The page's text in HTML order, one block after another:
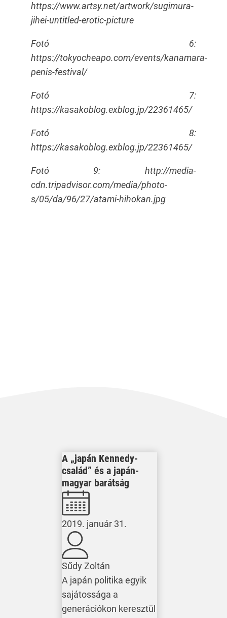
https://www.artsy.net/artwork/sugimura-
jihei-untitled-erotic-picture
Fotó 6:
https://tokyocheapo.com/events/kanamara-
penis-festival/
Fotó 7:
https://kasakoblog.exblog.jp/22361465/
Fotó 8:
https://kasakoblog.exblog.jp/22361465/
Fotó 9: http://media-
cdn.tripadvisor.com/media/photo-
s/05/da/96/27/atami-hihokan.jpg
A „japán Kennedy-
család” és a japán-
magyar barátság
2019. január 31.
Sűdy Zoltán
A japán politika egyik
sajátossága a
generációkon keresztül